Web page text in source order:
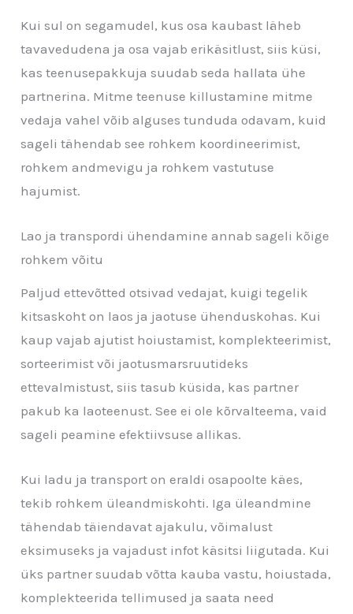
Kui sul on segamudel, kus osa kaubast läheb
tavavedudena ja osa vajab erikäsitlust, siis küsi,
kas teenusepakkuja suudab seda hallata ühe
partnerina. Mitme teenuse killustamine mitme
vedaja vahel võib alguses tunduda odavam, kuid
sageli tähendab see rohkem koordineerimist,
rohkem andmevigu ja rohkem vastutuse
hajumist.
Lao ja transpordi ühendamine annab sageli kõige
rohkem võitu
Paljud ettevõtted otsivad vedajat, kuigi tegelik
kitsaskoht on laos ja jaotuse ühenduskohas. Kui
kaup vajab ajutist hoiustamist, komplekteerimist,
sorteerimist või jaotusmarsruutideks
ettevalmistust, siis tasub küsida, kas partner
pakub ka laoteenust. See ei ole kõrvalteema, vaid
sageli peamine efektiivsuse allikas.
Kui ladu ja transport on eraldi osapoolte käes,
tekib rohkem üleandmiskohti. Iga üleandmine
tähendab täiendavat ajakulu, võimalust
eksimuseks ja vajadust infot käsitsi liigutada. Kui
üks partner suudab võtta kauba vastu, hoiustada,
komplekteerida tellimused ja saata need